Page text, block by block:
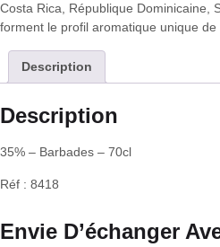
Costa Rica, République Dominicaine,
forment le profil aromatique unique de
Description
Description
35% – Barbades – 70cl
Réf : 8418
Envie D’échanger